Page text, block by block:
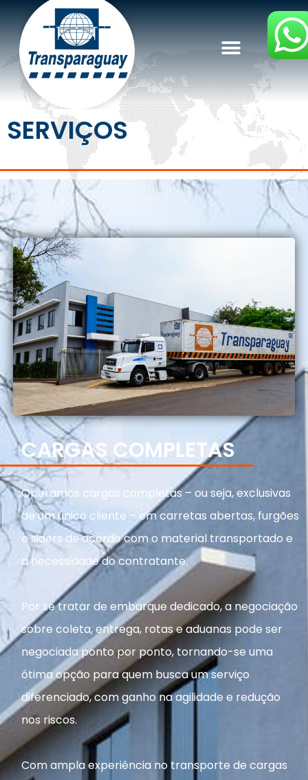
SERVIÇOS
CARGAS COMPLETAS​
Operamos cargas completas – ou seja, exclusivas
de um único cliente – em carretas abertas, furgões
e siders de acordo com o material transportado e
a necessidade do contratante.
Por se tratar de embarque dedicado, a negociação
sobre coleta, entrega, rotas e aduanas pode ser
negociada ponto por ponto, tornando-se uma
ótima opção para quem busca um serviço
diferenciado, com ganho na agilidade e redução
nos riscos.
Com ampla experiência no transporte de cargas